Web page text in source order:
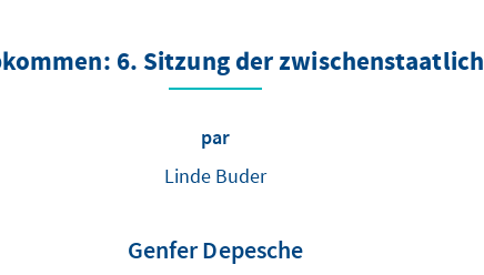
6. Sitzung der
par
Linde Buder
Genfer Depesche